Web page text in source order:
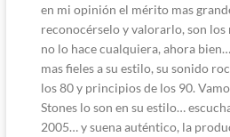
en mi opinión el mérito mas
reconocérselo y valorarlo, son los
no lo hace cualquiera, ahora
mas fieles a su estilo, su sonido
los 80 y principios de los 90.
Stones lo son en su estilo…
2005… y suena auténtico, la